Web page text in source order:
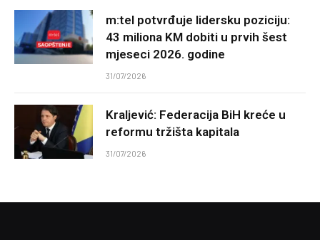
m:tel potvrđuje lidersku poziciju:
43 miliona KM dobiti u prvih šest
mjeseci 2026. godine
31/07/2026
Kraljević: Federacija BiH kreće u
reformu tržišta kapitala
31/07/2026